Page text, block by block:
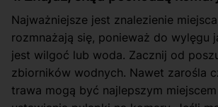
Najważniejsze jest znalezienie
rozmnażają się, ponieważ do wylęgu
jest wilgoć lub woda. Zacznij od
zbiorników wodnych. Nawet zarośla
trawa mogą być najlepszym